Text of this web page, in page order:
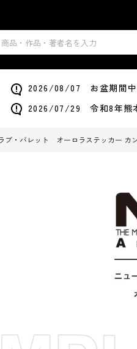
2026/08/07 お盆期間中
2026/07/29 令和8年熊
ブ・バレット オーロラステッカー カ